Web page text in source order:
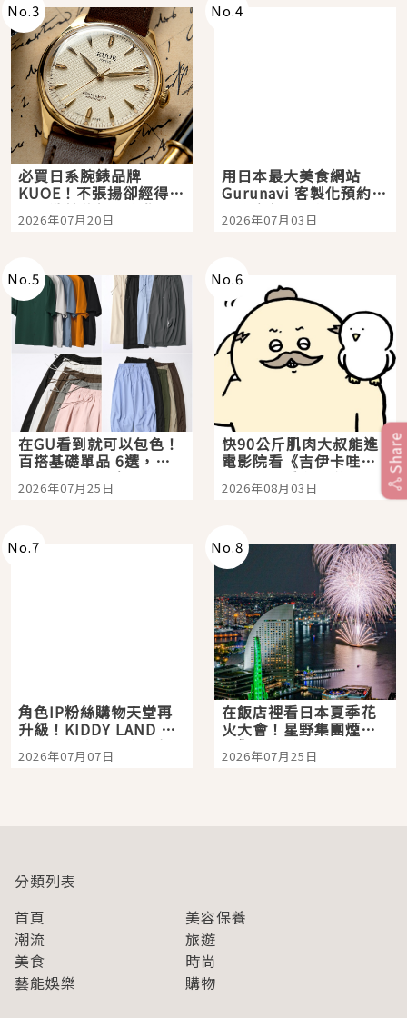
No.3
必買日系腕錶品牌
KUOE！不張揚卻經得起
時間洗鍊的經典之作五
選
2026年07月20日
No.4
用日本最大美食網站
Gurunavi 客製化預約九
大都市餐廳，打造專屬
美食體驗！
2026年07月03日
No.5
在GU看到就可以包色！
百搭基礎單品 6選，閉
眼全收也不心疼
2026年07月25日
No.6
快90公斤肌肉大叔能進
電影院看《吉伊卡哇》
嗎？日本重金屬樂團
「打首」會長與nagano
2026年08月03日
No.7
角色IP粉絲購物天堂再
升級！KIDDY LAND 原
宿店吉伊卡哇迎客，新
開幕 OMOKADO 店3分
2026年07月07日
No.8
在飯店裡看日本夏季花
火大會！星野集團煙火
景觀飯店6選，讓你不用
人擠人悠閒欣賞
2026年07月25日
Share
分類列表
首頁
美容保養
潮流
旅遊
美食
時尚
藝能娛樂
購物